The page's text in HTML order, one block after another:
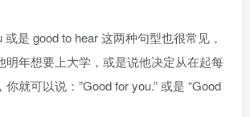
或是 good to hear 这两种句型也很常见，
明年想要上大学，或是说他决定从在起每
就可以说：”Good for you.” 或是 “Good